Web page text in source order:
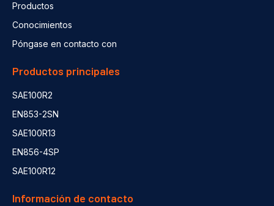
Productos
Conocimientos
Póngase en contacto con
Productos principales
SAE100R2
EN853-2SN
SAE100R13
EN856-4SP
SAE100R12
Información de contacto